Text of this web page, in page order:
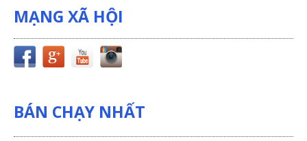
MẠNG XÃ HỘI
BÁN CHẠY NHẤT